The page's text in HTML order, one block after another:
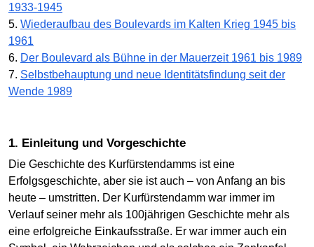
1933-1945
5. Wiederaufbau des Boulevards im Kalten Krieg 1945 bis
1961
6. Der Boulevard als Bühne in der Mauerzeit 1961 bis 1989
7. Selbstbehauptung und neue Identitätsfindung seit der
Wende 1989
1. Einleitung und Vorgeschichte
Die Geschichte des Kurfürstendamms ist eine
Erfolgsgeschichte, aber sie ist auch – von Anfang an bis
heute – umstritten. Der Kurfürstendamm war immer im
Verlauf seiner mehr als 100jährigen Geschichte mehr als
eine erfolgreiche Einkaufsstraße. Er war immer auch ein